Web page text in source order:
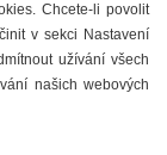
Chcete-li povolit
v sekci Nastavení
užívání všech
našich webových